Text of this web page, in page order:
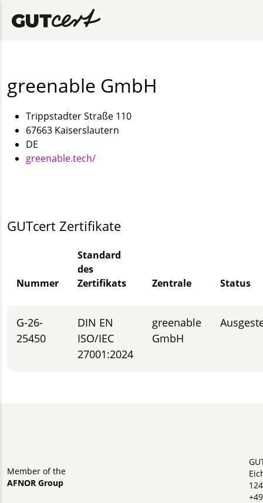
greenable GmbH
Trippstadter Straße 110
67663 Kaiserslautern
DE
greenable.tech/
GUTcert Zertifikate
Nummer
Standard
des
Zertifikats
Zentrale Status
G-26-
25450
DIN EN
ISO/IEC
27001:2024
greenable
GmbH
Member of the
AFNOR Group